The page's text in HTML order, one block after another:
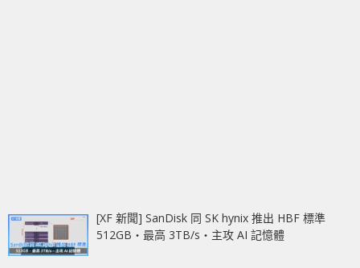
[XF 新聞] SanDisk 同 SK hynix 推出 HBF 標準
512GB‧最高 3TB/s‧主攻 AI 記憶體